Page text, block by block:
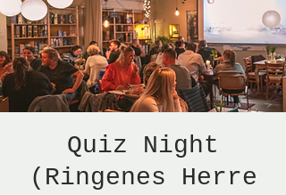
Quiz Night
(Ringenes Herre